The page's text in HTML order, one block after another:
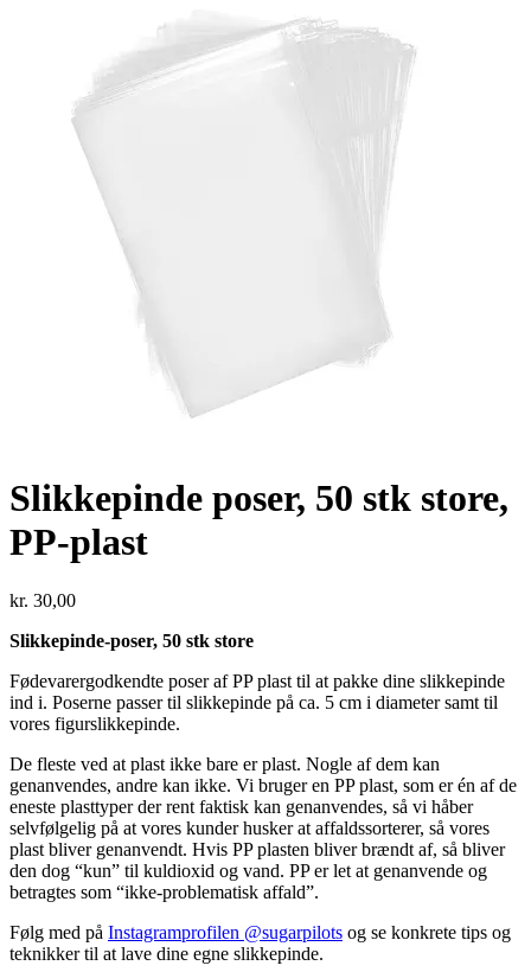
Slikkepinde poser, 50 stk store,
PP-plast
kr. 30,00
Slikkepinde-poser, 50 stk store
Fødevarergodkendte poser af PP plast til at pakke dine slikkepinde
ind i. Poserne passer til slikkepinde på ca. 5 cm i diameter samt til
vores figurslikkepinde.
De fleste ved at plast ikke bare er plast. Nogle af dem kan
genanvendes, andre kan ikke. Vi bruger en PP plast, som er én af de
eneste plasttyper der rent faktisk kan genanvendes, så vi håber
selvfølgelig på at vores kunder husker at affaldssorterer, så vores
plast bliver genanvendt. Hvis PP plasten bliver brændt af, så bliver
den dog “kun” til kuldioxid og vand. PP er let at genanvende og
betragtes som “ikke-problematisk affald”.
Følg med på Instagramprofilen @sugarpilots og se konkrete tips og
teknikker til at lave dine egne slikkepinde.